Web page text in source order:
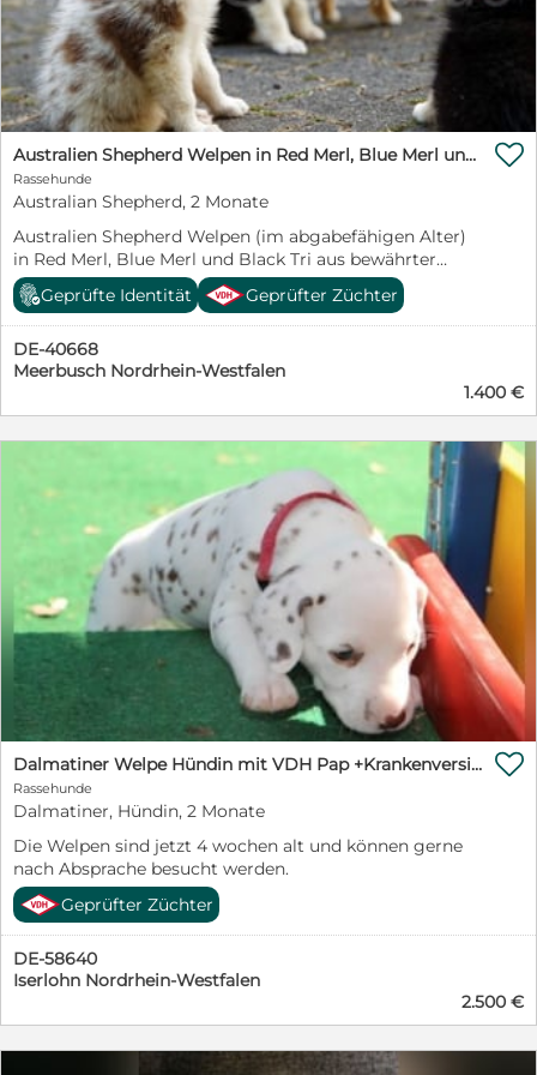
Australien Shepherd Welpen in Red Merl, Blue Merl und Black Tri abzugeben!
Rassehunde
Australian Shepherd, 2 Monate
Australien Shepherd Welpen (im abgabefähigen Alter)
in Red Merl, Blue Merl und Black Tri aus bewährter
Zucht (35 Jahre Zuchterfahrung) abzugeben. Eine
Urlaubsbetreuung ist möglich. Die Welpen sind
selbstverständlich bis zur Abgabe mehrfach entwurmt,
gechipt, geimpft und haben einen EU Impfausweis. Die
Mutter kann vor Ort besichtigt werden. Die Welpen
werden mit Futter für die ersten Tage abgegeben. Wir
bevorzugen den persönlichen Kontakt per Telefon (+49
(0) 1522 955 0 221) und beantworten deshalb keine E-
Mails oder Textnachrichten. Standort: 40668 Preis:
1400,-- EUR

Geprüfte Identität Geprüfter Züchter
DE-40668
Meerbusch Nordrhein-Westfalen
1.400 €
Dalmatiner Welpe Hündin mit VDH Pap +Krankenversicherung
Rassehunde
Dalmatiner, Hündin, 2 Monate
Die Welpen sind jetzt 4 wochen alt und können gerne
nach Absprache besucht werden.

Geprüfter Züchter
DE-58640
Iserlohn Nordrhein-Westfalen
2.500 €